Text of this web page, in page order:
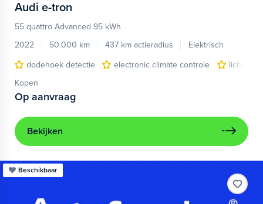
Audi e-tron
55 quattro Advanced 95 kWh
2022
50.000 km 437 km actieradius
Elektrisch
dodehoek detectie
electronic climate controle
Kopen
Op aanvraag
Bekijken
Beschikbaar